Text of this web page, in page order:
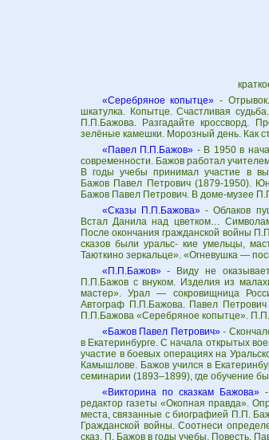
«Серебряное копытце» -
шкатулка. Копытце. Счастливая
П.П.Бажова. Разгадайте кроссворд.
зелёные камешки. Морозный день. Как
«Павел П.П.Бажов» - В 1950 в
современности. Бажов работал
В годы учебы принимал участие в
Бажов Павел Петрович (1879-1950).
Бажов Павел Петрович. В доме-музее
«Сказы П.П.Бажова»- Облаков
Встал Данила над цветком…
После окончания гражданской войны
сказов были уральс- кие умельцы,
Таюткино зеркальце». «Огневушка —
«П.П.Бажов»- Виду не оказывает
П.П.Бажов с внуком. Изделия из
мастер». Урал — сокровищница
Автограф П.П.Бажова. Павел
П.П.Бажова «Серебряное копытце».
«Бажов Павел Петрович»-
в Екатеринбурге. С начала открытых
участие в боевых операциях на
Камышлове. Бажов учился в
семинарии (1893–1899), где обучение
«Викторина по сказкам Бажова»
редактор газеты «Окопная правда».
места, связанные с биографией П.П.
Гражданской войны. Соотнеси
сказ. П. Бажов в годы учебы. Повесть.